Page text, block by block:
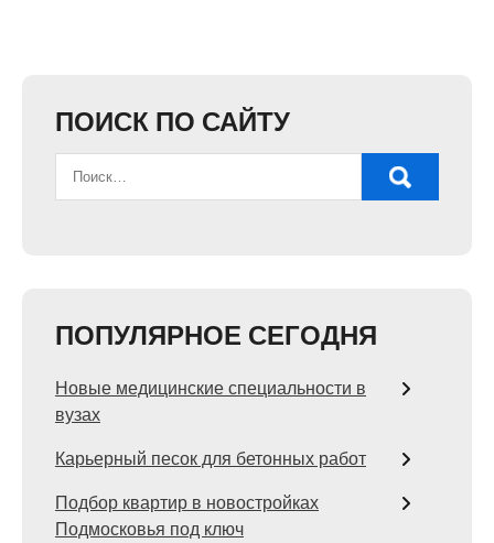
ПОИСК ПО САЙТУ
ПОПУЛЯРНОЕ СЕГОДНЯ
Новые медицинские специальности в
вузах
Карьерный песок для бетонных работ
Подбор квартир в новостройках
Подмосковья под ключ